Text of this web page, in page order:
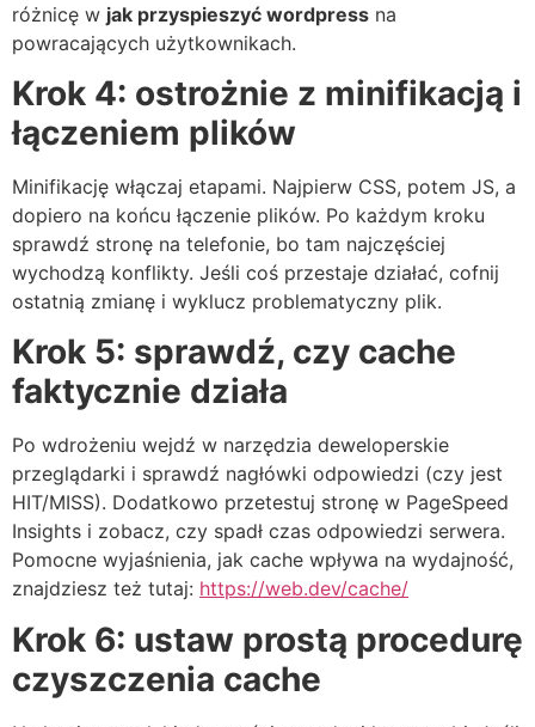
różnicę w jak przyspieszyć wordpress na
powracających użytkownikach.
Krok 4: ostrożnie z minifikacją i
łączeniem plików
Minifikację włączaj etapami. Najpierw CSS, potem JS, a
dopiero na końcu łączenie plików. Po każdym kroku
sprawdź stronę na telefonie, bo tam najczęściej
wychodzą konflikty. Jeśli coś przestaje działać, cofnij
ostatnią zmianę i wyklucz problematyczny plik.
Krok 5: sprawdź, czy cache
faktycznie działa
Po wdrożeniu wejdź w narzędzia deweloperskie
przeglądarki i sprawdź nagłówki odpowiedzi (czy jest
HIT/MISS). Dodatkowo przetestuj stronę w PageSpeed
Insights i zobacz, czy spadł czas odpowiedzi serwera.
Pomocne wyjaśnienia, jak cache wpływa na wydajność,
znajdziesz też tutaj: https://web.dev/cache/
Krok 6: ustaw prostą procedurę
czyszczenia cache